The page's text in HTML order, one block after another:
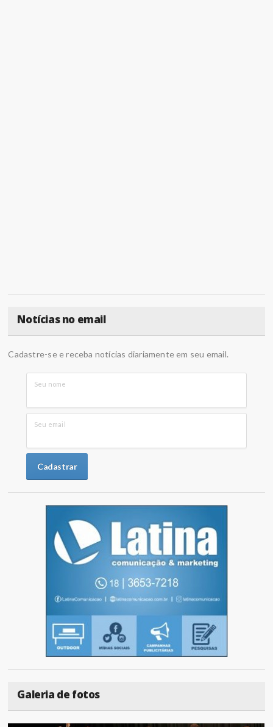
Notícias no email
Cadastre-se e receba notícias diariamente em seu email.
Seu nome
Seu email
Galeria de fotos